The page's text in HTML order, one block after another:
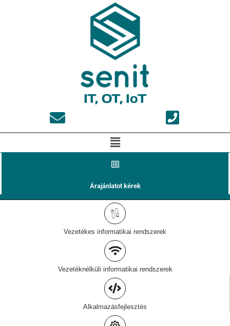
IT, OT, IoT
Árajánlatot kérek
Vezetékes informatikai rendszerek
Vezetéknélküli informatikai rendszerek
Alkalmazásfejlesztés